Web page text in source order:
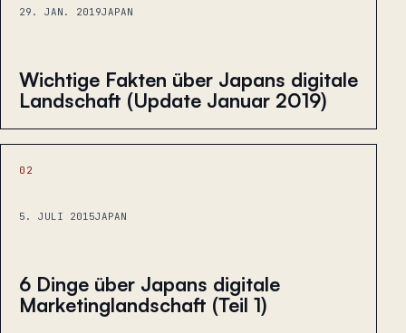
29. JAN. 2019JAPAN
Wichtige Fakten über Japans digitale
Landschaft (Update Januar 2019)
02
5. JULI 2015JAPAN
6 Dinge über Japans digitale
Marketinglandschaft (Teil 1)